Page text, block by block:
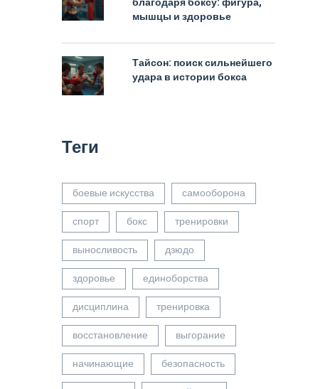
мышцы и здоровье
Тайсон: поиск сильнейшего
удара в истории бокса
Теги
боевые искусства
самооборона
спорт
бокс
тренировки
выносливость
дзюдо
здоровье
единоборства
дисциплина
тренировка
восстановление
выгорание
начинающие
безопасность